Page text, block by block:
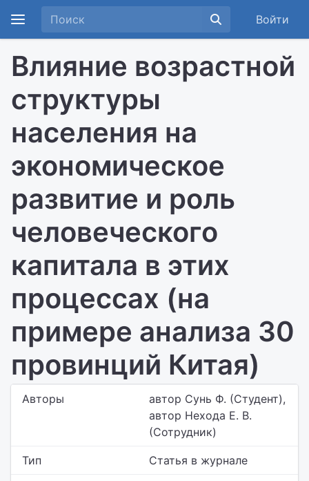
Войти
Влияние возрастной
структуры
населения на
экономическое
развитие и роль
человеческого
капитала в этих
процессах (на
примере анализа 30
провинций Китая)
Авторы
автор Сунь Ф. (Студент),
автор Нехода Е. В.
(Сотрудник)
Тип Статья в журнале